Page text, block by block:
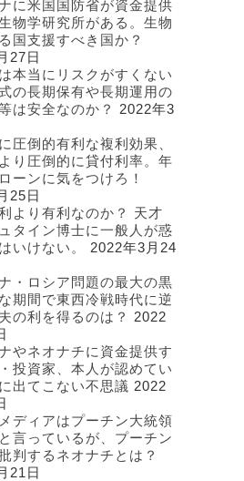
に米国国防省が資金提供
物学研究所がある。生物
国支援すべき国か？
27日
本当にリスクがすくない
の長期保有や長期運用の
は安全なのか？
2022年3
圧倒的有利な複利効果、
り圧倒的に貸付利率。年
ーンに気をつけろ！
25日
より有利なのか？ 天才
タイン博士に一般人が惑
いけない。
2022年3月24
・ロシア問題の最大の黒
期間で東西冷戦時代に逆
の利を得るのは？
2022
やネオナチに資金提供す
投資家、本人が認めてい
出てこない不思議 2022
ディアはプーチン大統領
言っているが、プーチン
判するネオナチとは？
21日